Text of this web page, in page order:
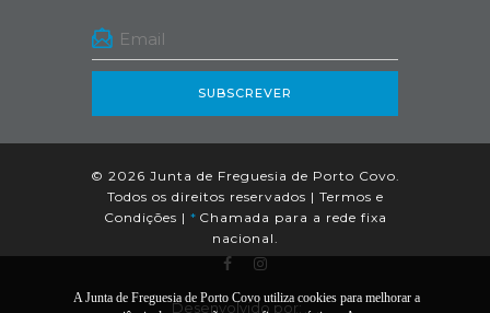
SUBSCREVER
© 2026 Junta de Freguesia de Porto Covo.
Todos os direitos reservados | Termos e
Condições | * Chamada para a rede fixa
nacional.
Desenvolvido por:
A Junta de Freguesia de Porto Covo utiliza cookies para melhorar a